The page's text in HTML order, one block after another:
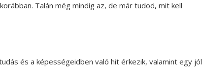
Talán még mindig az, de már tudod, mit kell
és a képességeidben való hit érkezik, valamint egy jól